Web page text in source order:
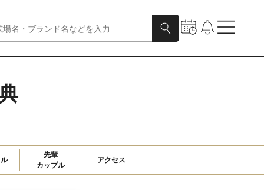
先輩
カップル
アクセス